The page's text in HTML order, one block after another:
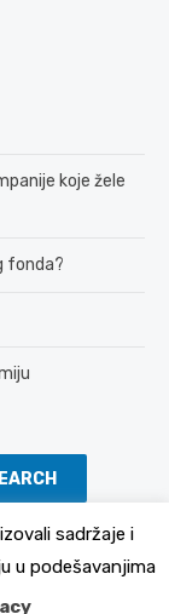
koje žele
fonda?
sadržaje i
u podešavanjima